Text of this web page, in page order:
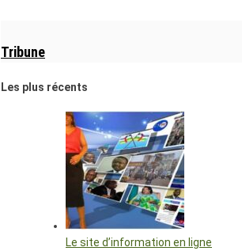
Tribune
Les plus récents
Le site d’information en ligne